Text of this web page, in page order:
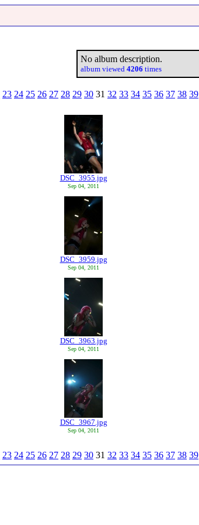
No album description.
album viewed 4206 times
23 24 25 26 27 28 29 30 31 32 33 34 35 36 37 38 39
DSC_3955.jpg
Sep 04, 2011
DSC_3959.jpg
Sep 04, 2011
DSC_3963.jpg
Sep 04, 2011
DSC_3967.jpg
Sep 04, 2011
23 24 25 26 27 28 29 30 31 32 33 34 35 36 37 38 39